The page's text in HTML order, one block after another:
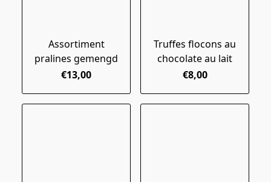
Assortiment
pralines gemengd
€13,00
Truffes flocons au
chocolate au lait
€8,00